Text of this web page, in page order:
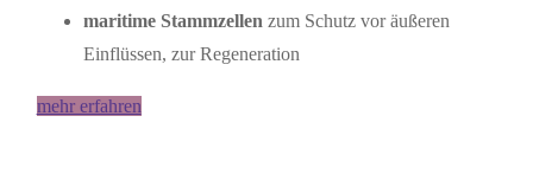
maritime Stammzellen zum Schutz vor äußeren
Einflüssen, zur Regeneration
mehr erfahren